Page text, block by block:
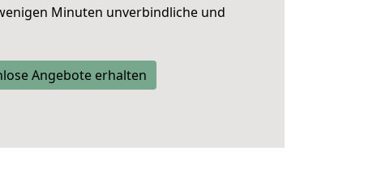
Minuten unverbindliche und
Angebote erhalten